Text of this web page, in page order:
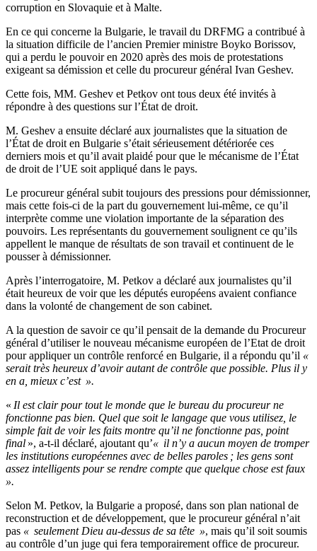
corruption en Slovaquie et à Malte.
En ce qui concerne la Bulgarie, le travail du DRFMG a contribué à
la situation difficile de l’ancien Premier ministre Boyko Borissov,
qui a perdu le pouvoir en 2020 après des mois de protestations
exigeant sa démission et celle du procureur général Ivan Geshev.
Cette fois, MM. Geshev et Petkov ont tous deux été invités à
répondre à des questions sur l’État de droit.
M. Geshev a ensuite déclaré aux journalistes que la situation de
l’État de droit en Bulgarie s’était sérieusement détériorée ces
derniers mois et qu’il avait plaidé pour que le mécanisme de l’État
de droit de l’UE soit appliqué dans le pays.
Le procureur général subit toujours des pressions pour démissionner,
mais cette fois-ci de la part du gouvernement lui-même, ce qu’il
interprète comme une violation importante de la séparation des
pouvoirs. Les représentants du gouvernement soulignent ce qu’ils
appellent le manque de résultats de son travail et continuent de le
pousser à démissionner.
Après l’interrogatoire, M. Petkov a déclaré aux journalistes qu’il
était heureux de voir que les députés européens avaient confiance
dans la volonté de changement de son cabinet.
A la question de savoir ce qu’il pensait de la demande du Procureur
général d’utiliser le nouveau mécanisme européen de l’Etat de droit
pour appliquer un contrôle renforcé en Bulgarie, il a répondu qu’il «
serait très heureux d’avoir autant de contrôle que possible. Plus il y
en a, mieux c’est ».
« Il est clair pour tout le monde que le bureau du procureur ne
fonctionne pas bien. Quel que soit le langage que vous utilisez, le
simple fait de voir les faits montre qu’il ne fonctionne pas, point
final », a-t-il déclaré, ajoutant qu’« il n’y a aucun moyen de tromper
les institutions européennes avec de belles paroles ; les gens sont
assez intelligents pour se rendre compte que quelque chose est faux
».
Selon M. Petkov, la Bulgarie a proposé, dans son plan national de
reconstruction et de développement, que le procureur général n’ait
pas « seulement Dieu au-dessus de sa tête », mais qu’il soit soumis
au contrôle d’un juge qui fera temporairement office de procureur.